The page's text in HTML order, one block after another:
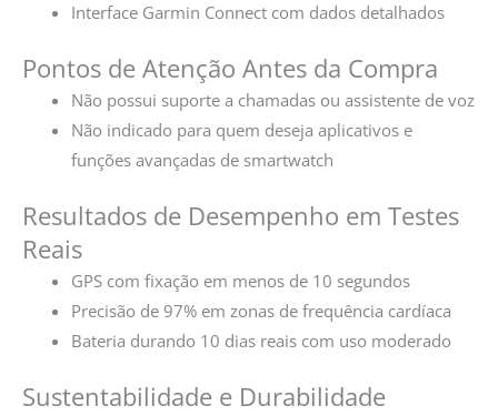
Interface Garmin Connect com dados detalhados
Pontos de Atenção Antes da Compra
Não possui suporte a chamadas ou assistente de voz
Não indicado para quem deseja aplicativos e
funções avançadas de smartwatch
Resultados de Desempenho em Testes
Reais
GPS com fixação em menos de 10 segundos
Precisão de 97% em zonas de frequência cardíaca
Bateria durando 10 dias reais com uso moderado
Sustentabilidade e Durabilidade